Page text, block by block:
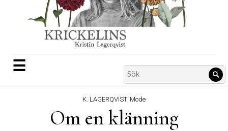
☰
Search
for:
K. LAGERQVIST, Mode
Om en klänning